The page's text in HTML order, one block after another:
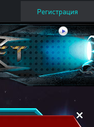
Регистрация